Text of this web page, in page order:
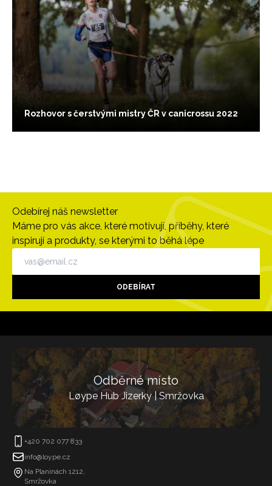
Rozhovor s čerstvými mistry ČR v canicrossu 2022
Odebírej náš newsletter
Máme pro vás akce, které motivují, příběhy, které
inspirují a produkty, se kterými to běhá lépe
ODEBÍRAT
Odběrné místo
Løype Hub Jizerky | Smržovka
+420 702 077 833
info@loype.cz
Na Planinách 1212,
Smržovka